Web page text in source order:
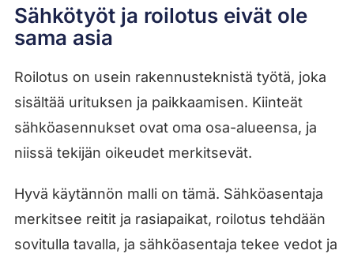
Sähkötyöt ja roilotus eivät ole
sama asia
Roilotus on usein rakennusteknistä työtä, joka
sisältää urituksen ja paikkaamisen. Kiinteät
sähköasennukset ovat oma osa-alueensa, ja
niissä tekijän oikeudet merkitsevät.
Hyvä käytännön malli on tämä. Sähköasentaja
merkitsee reitit ja rasiapaikat, roilotus tehdään
sovitulla tavalla, ja sähköasentaja tekee vedot ja